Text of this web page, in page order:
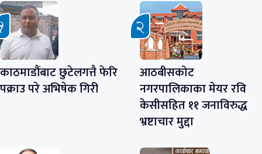
काठमाडौंबाट छुटेलगत्तै फेरि
पक्राउ परे अभिषेक गिरी
आठबीसकोट
नगरपालिकाका मेयर रवि
केसीसहित ११ जनाविरुद्ध
भ्रष्टाचार मुद्दा